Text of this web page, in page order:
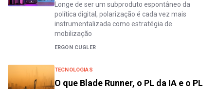
Longe de ser um subproduto espontâneo da
política digital, polarização é cada vez mais
instrumentalizada como estratégia de
mobilização
ERGON CUGLER
TECNOLOGIAS
O que Blade Runner, o PL da IA e o PL